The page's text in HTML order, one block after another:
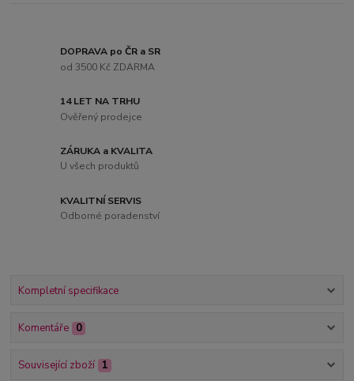
DOPRAVA po ČR a SR
od 3500 Kč ZDARMA
14 LET NA TRHU
Ověřený prodejce
ZÁRUKA a KVALITA
U všech produktů
KVALITNÍ SERVIS
Odborné poradenství
Kompletní specifikace
Komentáře 0
Související zboží 1